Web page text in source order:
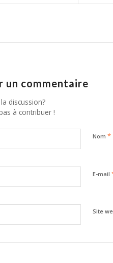
un commentaire
discussion?
à contribuer !
Nom *
E-mail
Site